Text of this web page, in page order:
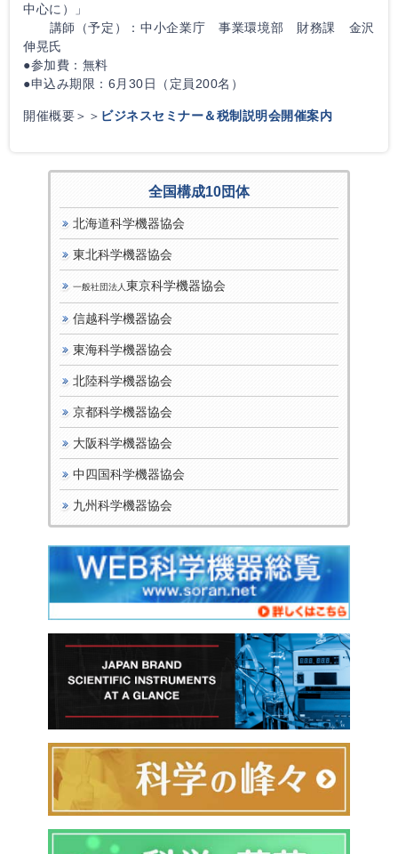
中心に）」
講師（予定）：中小企業庁 事業環境部 財務課 金沢
伸晃氏
●参加費：無料
●申込み期限：6月30日（定員200名）
開催概要＞＞ ビジネスセミナー＆税制説明会開催案内
全国構成10団体
北海道科学機器協会
東北科学機器協会
一般社団法人 東京科学機器協会
信越科学機器協会
東海科学機器協会
北陸科学機器協会
京都科学機器協会
大阪科学機器協会
中四国科学機器協会
九州科学機器協会